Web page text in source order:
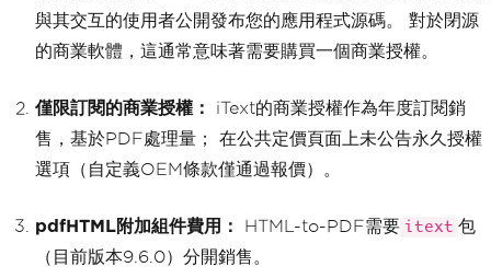
與其交互的使用者公開發布您的應用程式源碼。 對於閉源
的商業軟體，這通常意味著需要購買一個商業授權。
僅限訂閱的商業授權：
iText的商業授權作為年度訂閱銷
售，基於PDF處理量； 在公共定價頁面上未公告永久授權
選項（自定義OEM條款僅通過報價）。
pdfHTML附加組件費用： HTML-to-PDF需要 itext 包
（目前版本9.6.0）分開銷售。